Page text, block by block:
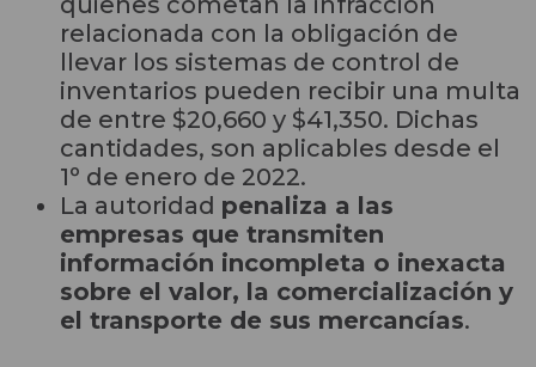
relacionada con la obligación de
llevar los sistemas de control de
inventarios pueden recibir una multa
de entre $20,660 y $41,350. Dichas
cantidades, son aplicables desde el
1º de enero de 2022.
La autoridad penaliza a las
empresas que transmiten
información incompleta o inexacta
sobre el valor, la comercialización y
el transporte de sus mercancías.